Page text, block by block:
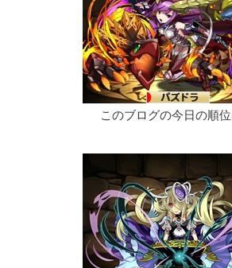
このブログの今日の順位